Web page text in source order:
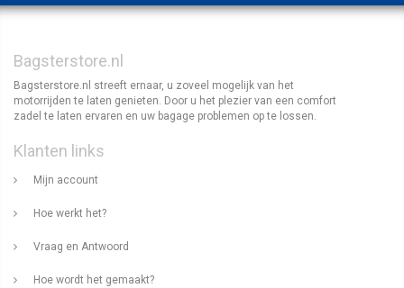
Bagsterstore.nl
Bagsterstore.nl streeft ernaar, u zoveel mogelijk van het
motorrijden te laten genieten. Door u het plezier van een comfort
zadel te laten ervaren en uw bagage problemen op te lossen.
Klanten links
Mijn account
Hoe werkt het?
Vraag en Antwoord
Hoe wordt het gemaakt?